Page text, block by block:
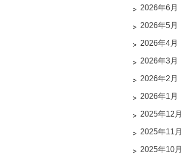
2026年6月
2026年5月
2026年4月
2026年3月
2026年2月
2026年1月
2025年12月
2025年11月
2025年10月